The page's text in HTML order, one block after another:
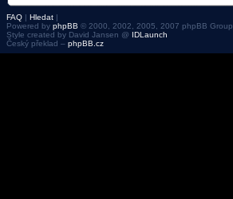
FAQ | Hledat |
Powered by phpBB © 2000, 2002, 2005, 2007 phpBB Group
Style created by David Jansen @ IDLaunch
Český překlad – phpBB.cz